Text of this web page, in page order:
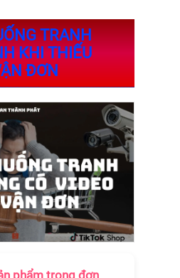
TRANH
KHI THIẾU
ĐƠN
phẩm trong đơn